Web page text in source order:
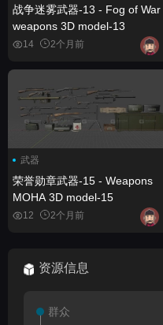
战争迷雾武器-13 - Fog of War
weapons 3D model-13
14 2个月前
武器
荣誉勋章武器-15 - Weapons
MOHA 3D model-15
12 2个月前
资源信息
群众